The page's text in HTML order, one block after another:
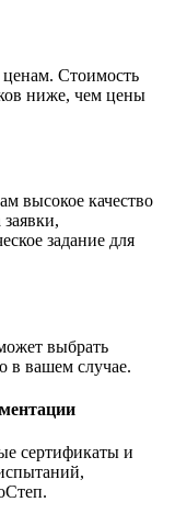
Стоимость
ниже, чем цены
высокое качество
задание для
выбрать
в вашем случае.
сертификаты и